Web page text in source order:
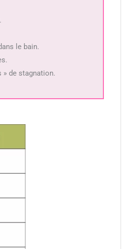
le bain.
de stagnation.